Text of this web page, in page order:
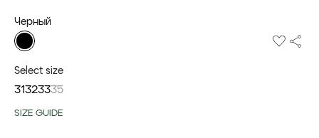
Черный
Select size
31323335
SIZE GUIDE